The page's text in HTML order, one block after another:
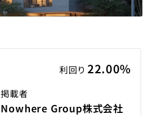
利回り 22.00%
掲載者
Nowhere Group株式会社